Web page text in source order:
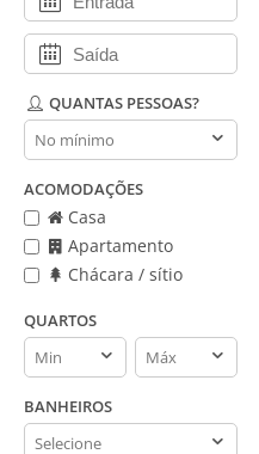
QUANTAS PESSOAS?
Quantas
pessoas?
ACOMODAÇÕES
Casa
Apartamento
Chácara / sítio
QUARTOS
Quartos
min
Quartos
max
BANHEIROS
Banheiros